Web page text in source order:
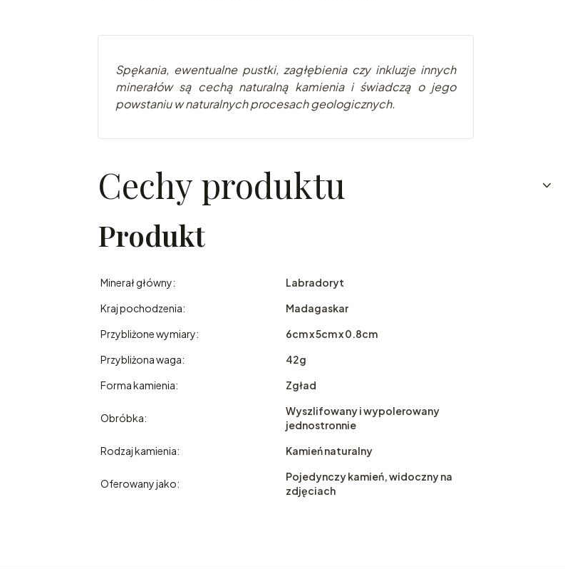
Spękania, ewentualne pustki, zagłębienia czy inkluzje innych
minerałów są cechą naturalną kamienia i świadczą o jego
powstaniu w naturalnych procesach geologicznych.
Cechy produktu
Produkt
Minerał główny:
Labradoryt
Kraj pochodzenia:
Madagaskar
Przybliżone wymiary:
6cm x 5cm x 0.8cm
Przybliżona waga:
42g
Forma kamienia:
Zgład
Obróbka:
Wyszlifowany i wypolerowany
jednostronnie
Rodzaj kamienia:
Kamień naturalny
Oferowany jako:
Pojedynczy kamień, widoczny na
zdjęciach